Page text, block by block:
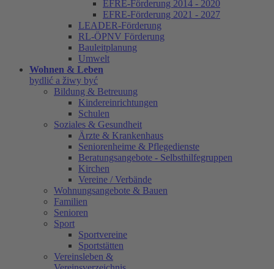
EFRE-Förderung 2014 - 2020
EFRE-Förderung 2021 - 2027
LEADER-Förderung
RL-ÖPNV Förderung
Bauleitplanung
Umwelt
Wohnen & Leben
bydlić a žiwy być
Bildung & Betreuung
Kindereinrichtungen
Schulen
Soziales & Gesundheit
Ärzte & Krankenhaus
Seniorenheime & Pflegedienste
Beratungsangebote - Selbsthilfegruppen
Kirchen
Vereine / Verbände
Wohnungsangebote & Bauen
Familien
Senioren
Sport
Sportvereine
Sportstätten
Vereinsleben &